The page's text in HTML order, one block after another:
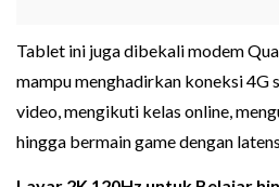
Tablet ini juga dibekali modem
mampu menghadirkan koneksi 4G
video, mengikuti kelas online,
hingga bermain game dengan